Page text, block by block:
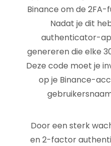
Binance om de
Nadat je dit
authenticator-
genereren die elke
Deze code moet je
op je Binance-
Door een sterk
en 2-factor